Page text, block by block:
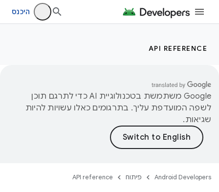
היכנס
API REFERENCE
‫Google משתמשת בטכנולוגיית AI כדי לתרגם תוכן
לשפה המועדפת עליך. בתרגומים כאלו עשויות להיות
שגיאות.
Android Developers פיתוח API reference